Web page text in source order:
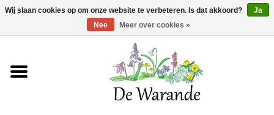
Winkelwagen >0 Artikelen - €0,00
Home
Wij slaan cookies op om onze website te verbeteren. Is dat akkoord?
Ja
Nee
Meer over cookies »